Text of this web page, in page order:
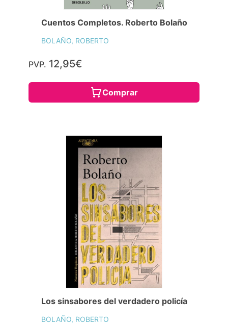
Cuentos Completos. Roberto Bolaño
BOLAÑO, ROBERTO
PVP. 12,95€
Comprar
Los sinsabores del verdadero policía
BOLAÑO, ROBERTO